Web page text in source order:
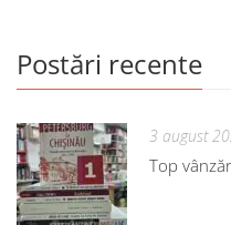
Postări recente
3 august
Top